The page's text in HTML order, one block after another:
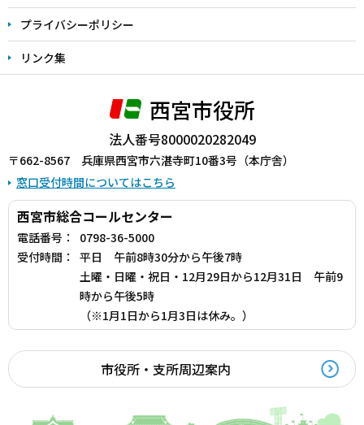
プライバシーポリシー
リンク集
西宮市役所
法人番号8000020282049
〒662-8567 兵庫県西宮市六湛寺町10番3号（本庁舎）
窓口受付時間についてはこちら
西宮市総合コールセンター
電話番号：
0798-36-5000
受付時間：
平日 午前8時30分から午後7時
土曜・日曜・祝日・12月29日から12月31日 午前9
時から午後5時
（※1月1日から1月3日は休み。）
市役所・支所周辺案内